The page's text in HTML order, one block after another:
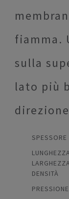
fiamma.
sulla
lato più
SPESSORE
DENSITÀ
PRESSIONE